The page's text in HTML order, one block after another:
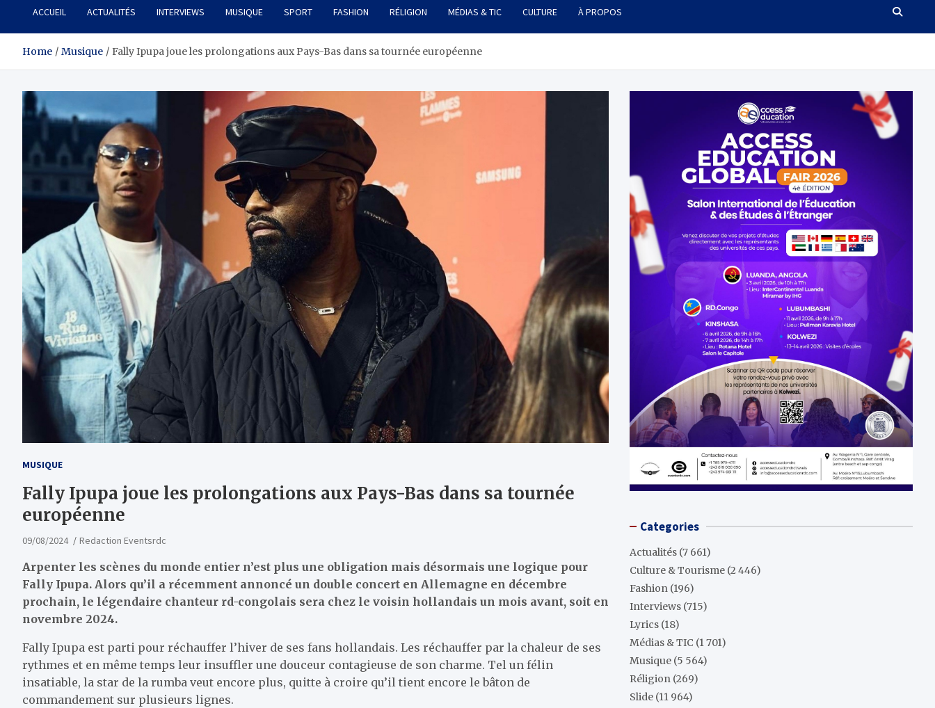
ACCUEIL ACTUALITÉS INTERVIEWS MUSIQUE SPORT FASHION RÉLIGION MÉDIAS & TIC CULTURE À PROPOS
Home Musique Fally Ipupa joue les prolongations aux Pays-Bas dans sa tournée européenne
MUSIQUE
Fally Ipupa joue les prolongations aux Pays-Bas dans sa tournée
européenne
09/08/2024 Redaction Eventsrdc
Arpenter les scènes du monde entier n’est plus une obligation mais désormais une logique pour
Fally Ipupa. Alors qu’il a récemment annoncé un double concert en Allemagne en décembre
prochain, le légendaire chanteur rd-congolais sera chez le voisin hollandais un mois avant, soit en
novembre 2024.
Fally Ipupa est parti pour réchauffer l’hiver de ses fans hollandais. Les réchauffer par la chaleur de ses
rythmes et en même temps leur insuffler une douceur contagieuse de son charme. Tel un félin
insatiable, la star de la rumba veut encore plus, quitte à croire qu’il tient encore le bâton de
commandement sur plusieurs lignes.
Categories
Actualités (7 661)
Culture & Tourisme (2 446)
Fashion (196)
Interviews (715)
Lyrics (18)
Médias & TIC (1 701)
Musique (5 564)
Réligion (269)
Slide (11 964)